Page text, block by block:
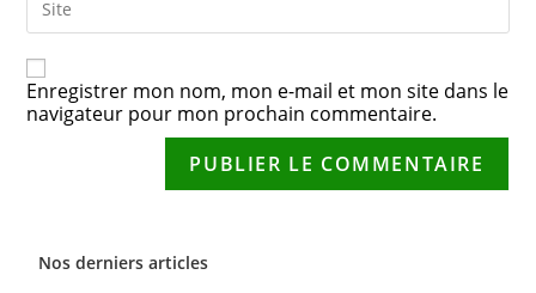
Enregistrer mon nom, mon e-mail et mon site dans le
navigateur pour mon prochain commentaire.
Nos derniers articles